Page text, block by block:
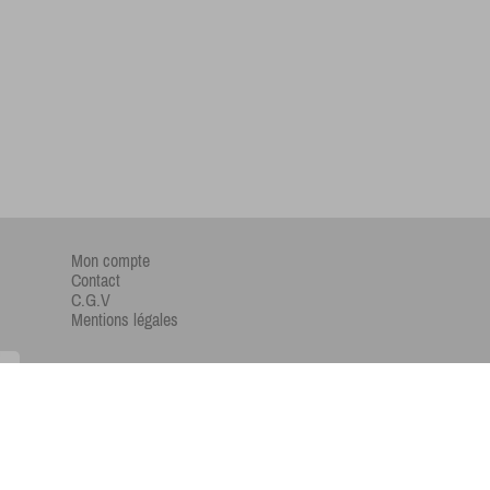
Mon compte
Contact
C.G.V
Mentions légales